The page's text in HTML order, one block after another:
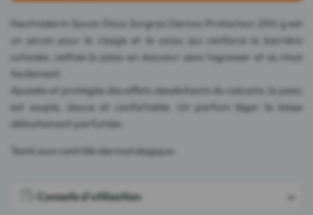
Neutraderm Savon Doux Surgras Dermo-Protecteur 200 g est
un savon pour le visage et le corps qui renforce la barrière
cutanée, nettoie la peau en douceur sans l'agresser et se rince
facilement.
Apaisée et protégée des effets desséchants du calcaire, la peau
est souple, douce et confortable. Un parfum léger la laisse
délicatement parfumée.
Testé sous contrôle dermatologique.
Conseils d'utilisation